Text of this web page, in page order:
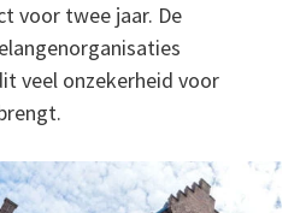
voor twee jaar. De
veel onzekerheid voor